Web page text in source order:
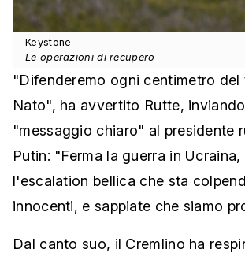
Keystone
Le operazioni di recupero
"Difenderemo ogni centimetro del
Nato", ha avvertito Rutte,
"messaggio chiaro" al presidente
Putin: "Ferma la guerra in Ucraina,
l'escalation bellica che sta
innocenti, e sappiate che siamo
Dal canto suo, il Cremlino ha